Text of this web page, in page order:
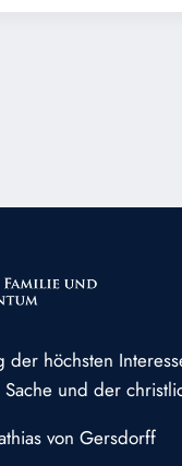
FEURIGE
der höchsten
und der
von Gersdorff